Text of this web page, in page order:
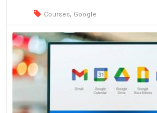
Courses, Google